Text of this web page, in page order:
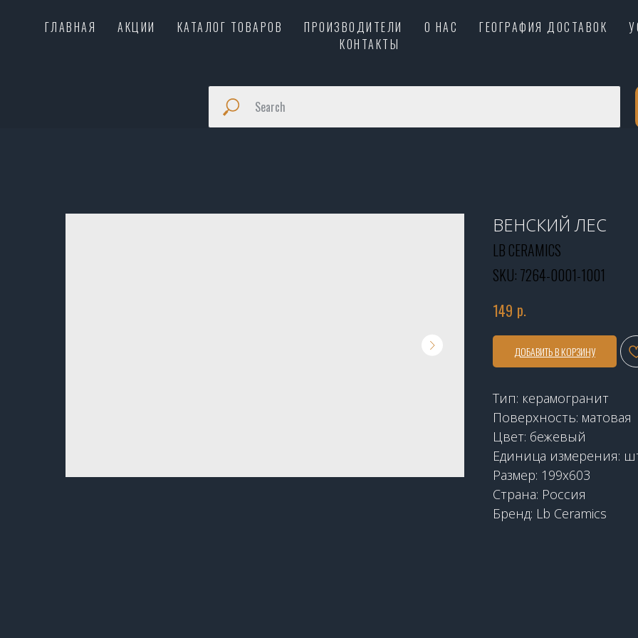
ГЛАВНАЯ АКЦИИ КАТАЛОГ ТОВАРОВ ПРОИЗВОДИТЕЛИ О НАС ГЕОГРАФИЯ ДОСТАВОК
КОНТАКТЫ
ВЕНСКИЙ ЛЕС
LB CERAMICS
SKU: 7264-0001-1001
149 р.
ДОБАВИТЬ В КОРЗИНУ
Тип: керамогранит
Поверхность: матовая
Цвет: бежевый
Единица измерения:
Размер: 199х603
Страна: Россия
Бренд: Lb Ceramics